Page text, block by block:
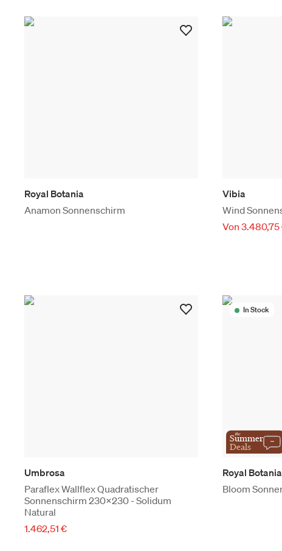
Royal Botania
Anamon Sonnenschirm
Vibia
Wind
Von 3.480,75
Umbrosa
Paraflex Wallflex Quadratischer
Sonnenschirm 230x230 - Solidum
Natural
1.462,51 €
In Stock
the
Summer
Deals
Royal Botania
Bloom